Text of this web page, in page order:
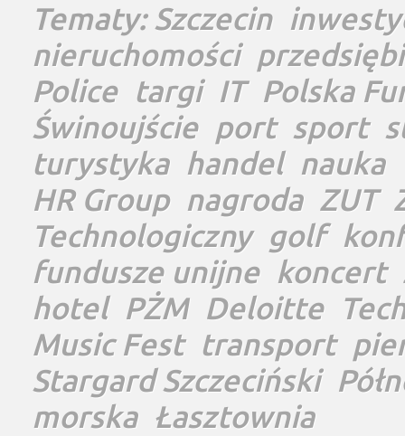
Tematy:Szczecin
nieruchomości
Police targi IT Polska
Świnoujście port sport
turystyka handel nauka
HR Group nagroda ZUT
Technologiczny golf
fundusze unijne koncert
hotel PŻM Deloitte
Music Fest transport
Stargard Szczeciński
morska Łasztownia